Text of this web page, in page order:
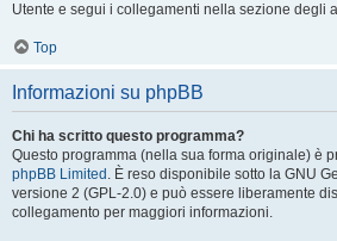
Utente e segui i collegamenti nella sezione degli
Top
Informazioni su phpBB
Chi ha scritto questo programma?
Questo programma (nella sua forma originale) è
phpBB Limited . È reso disponibile sotto la GNU
versione 2 (GPL-2.0) e può essere liberamente
collegamento per maggiori informazioni.